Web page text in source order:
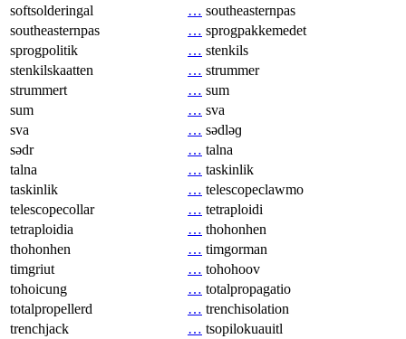
softsolderingal
… southeasternpas
southeasternpas
… sprogpakkemedet
sprogpolitik
… stenkils
stenkilskaatten
… strummer
strummert
… sum
sum
… sva
sva
… sədləɡ
sədr
… talna
talna
… taskinlik
taskinlik
… telescopeclawmo
telescopecollar
… tetraploidi
tetraploidia
… thohonhen
thohonhen
… timgorman
timgriut
… tohohoov
tohoicung
… totalpropagatio
totalpropellerd
… trenchisolation
trenchjack
… tsopilokuauitl